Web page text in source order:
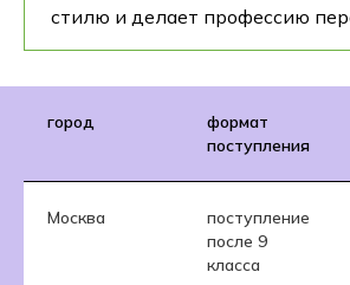
стилю и делает профессию
город
формат
поступления
Москва
поступление
после 9
класса
Хочу бесплатные курсы
обработку персональных данных и
соглашаетесь с политикой обработки